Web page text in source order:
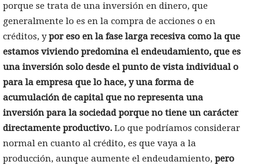
porque se trata de una inversión en dinero, que
generalmente lo es en la compra de acciones o en
créditos, ypor eso en la fase larga recesiva como la que
estamos viviendo predomina el endeudamiento, que es
una inversión solo desde el punto de vista individual o
para la empresa que lo hace, y una forma de
acumulación de capital que no representa una
inversión para la sociedad porque no tiene un carácter
directamente productivo. Lo que podríamos considerar
normal en cuanto al crédito, es que vaya a la
producción, aunque aumente el endeudamiento, pero